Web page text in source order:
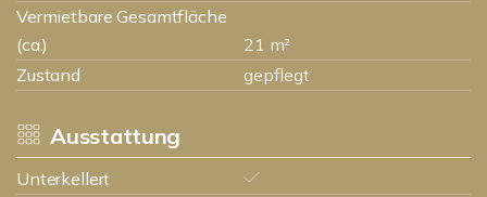
Vermietbare Gesamtfläche
(ca.)
21 m²
Zustand
gepflegt
Ausstattung
Unterkellert